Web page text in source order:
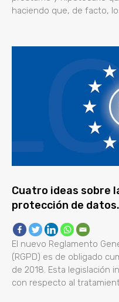
haciendo que, de facto,
Cuatro ideas sobre
protección de datos.
El nuevo Reglamento
(RGPD) es de obligado
de 2018. Esta legislación
con respecto al